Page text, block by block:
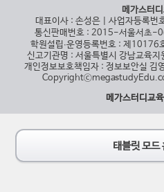
메가스터
대표이사 : 손성은 | 사업자등록
통신판매번호 : 2015-서울서초-
학원설립∙운영등록번호 : 제10176
신고기관명 : 서울특별시 강남교육
개인정보보호책임자 : 정보보안실 김
메가스터디교
태블릿 모드